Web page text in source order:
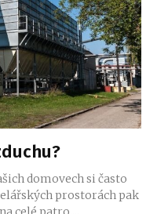
domovech si často
prostorách pak